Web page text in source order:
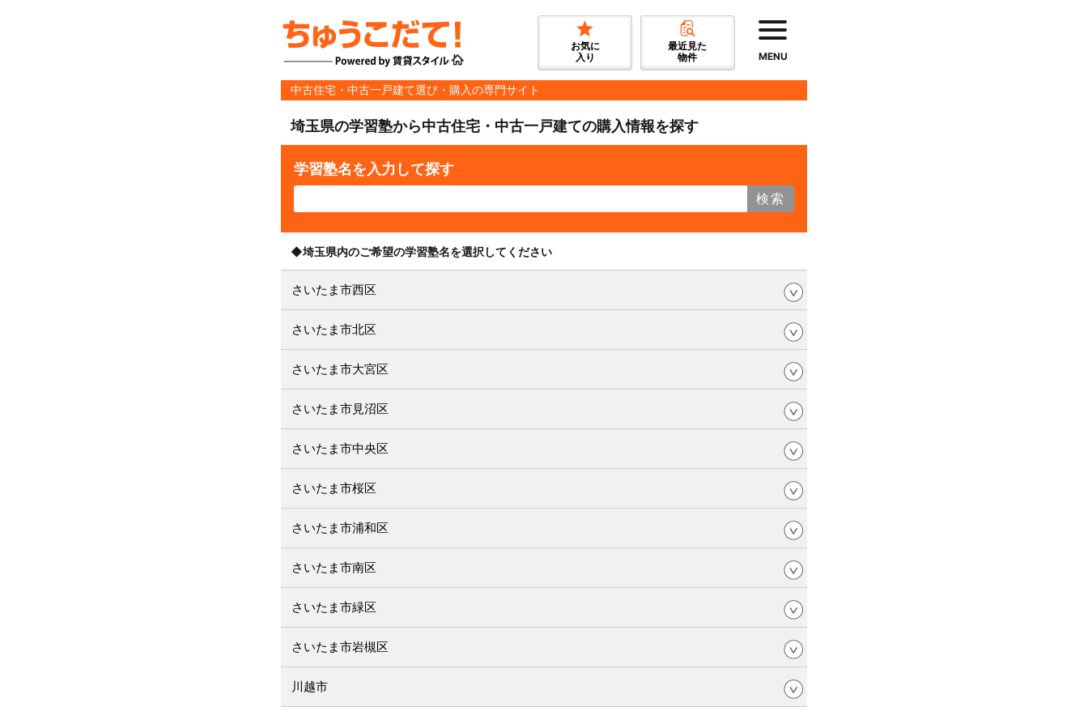
お気に
入り
最近見た
物件
MENU
中古住宅・中古一戸建て選び・購入の専門サイト
埼玉県の学習塾から中古住宅・中古一戸建ての購入情報を探す
学習塾名を入力して探す
検索
◆埼玉県内のご希望の学習塾名を選択してください
さいたま市西区
さいたま市北区
さいたま市大宮区
さいたま市見沼区
さいたま市中央区
さいたま市桜区
さいたま市浦和区
さいたま市南区
さいたま市緑区
さいたま市岩槻区
川越市